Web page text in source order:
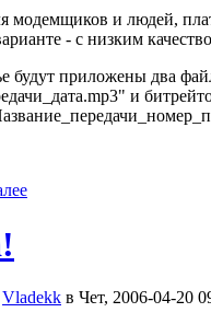
модемщиков и людей,
- с низким
будут приложены два
и
Vladekk в Чет, 2006-04-20